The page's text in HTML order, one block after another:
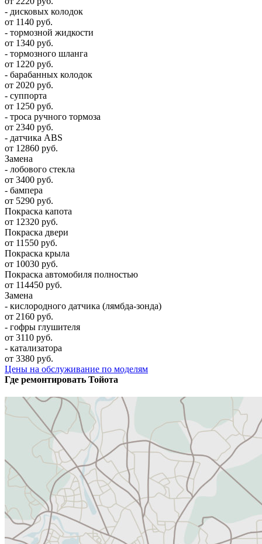
- дисковых колодок
от 1140 руб.
- тормозной жидкости
от 1340 руб.
- тормозного шланга
от 1220 руб.
- барабанных колодок
от 2020 руб.
- суппорта
от 1250 руб.
- троса ручного тормоза
от 2340 руб.
- датчика ABS
от 12860 руб.
Замена
- лобового стекла
от 3400 руб.
- бампера
от 5290 руб.
Покраска капота
от 12320 руб.
Покраска двери
от 11550 руб.
Покраска крыла
от 10030 руб.
Покраска автомобиля полностью
от 114450 руб.
Замена
- кислородного датчика (лямбда-зонда)
от 2160 руб.
- гофры глушителя
от 3110 руб.
- катализатора
от 3380 руб.
Цены на обслуживание по моделям
Где ремонтировать Тойота